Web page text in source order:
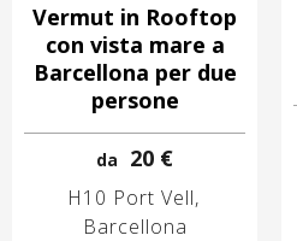
Vermut in Rooftop
con vista mare a
Barcellona per due
persone
da 20 €
H10 Port Vell
Barcellona